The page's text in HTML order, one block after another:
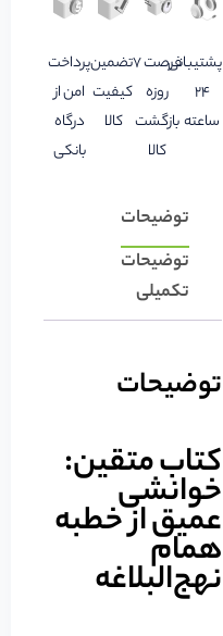
پشتیبانی
24
ساعته
فرصت 7
روزه
بازگشت
کالا
تضمین
کیفیت
کالا
پرداخت
امن از
درگاه
بانکی
توضیحات
توضیحات
تکمیلی
توضیحات
کتاب متقین:
خوانشی
عمیق از خطبه
همام
نهج‌البلاغه